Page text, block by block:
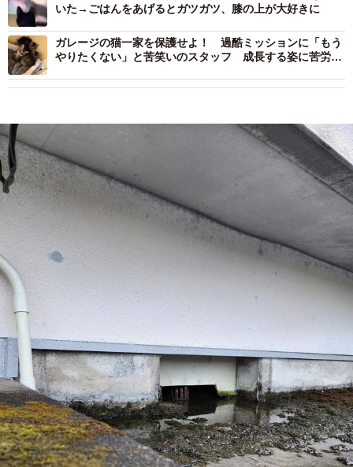
いた→ごはんをあげるとガツガツ、膝の上が大好きに
ガレージの猫一家を保護せよ！ 過酷ミッションに「もう
やりたくない」と苦笑いのスタッフ 成長する姿に苦労が